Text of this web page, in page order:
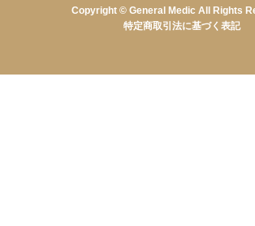
Copyright © General Medic All Rights
特定商取引法に基づく表記